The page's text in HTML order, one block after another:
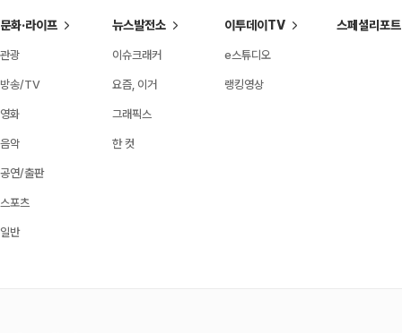
문화·라이프
관광
방송/TV
영화
음악
공연/출판
스포츠
일반
뉴스발전소
이슈크래커
요즘, 이거
그래픽스
한 컷
이투데이TV
e스튜디오
랭킹영상
스페셜리포트